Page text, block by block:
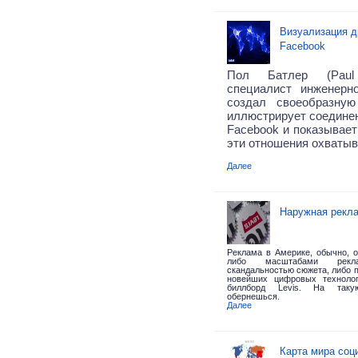
Визуализация
Facebook
Пол Батлер
специалист
создал
иллюстрирует
Facebook и
эти отношения
Далее
Наружная
Реклама в Америке, обычно,
либо масштабами
скандальностью сюжета, либо
новейших цифровых
биллборд Levis. На
обернешься.
Далее
Карта мира